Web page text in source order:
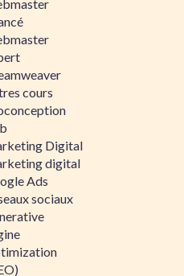
cours
Digital
digital
Ads
sociaux